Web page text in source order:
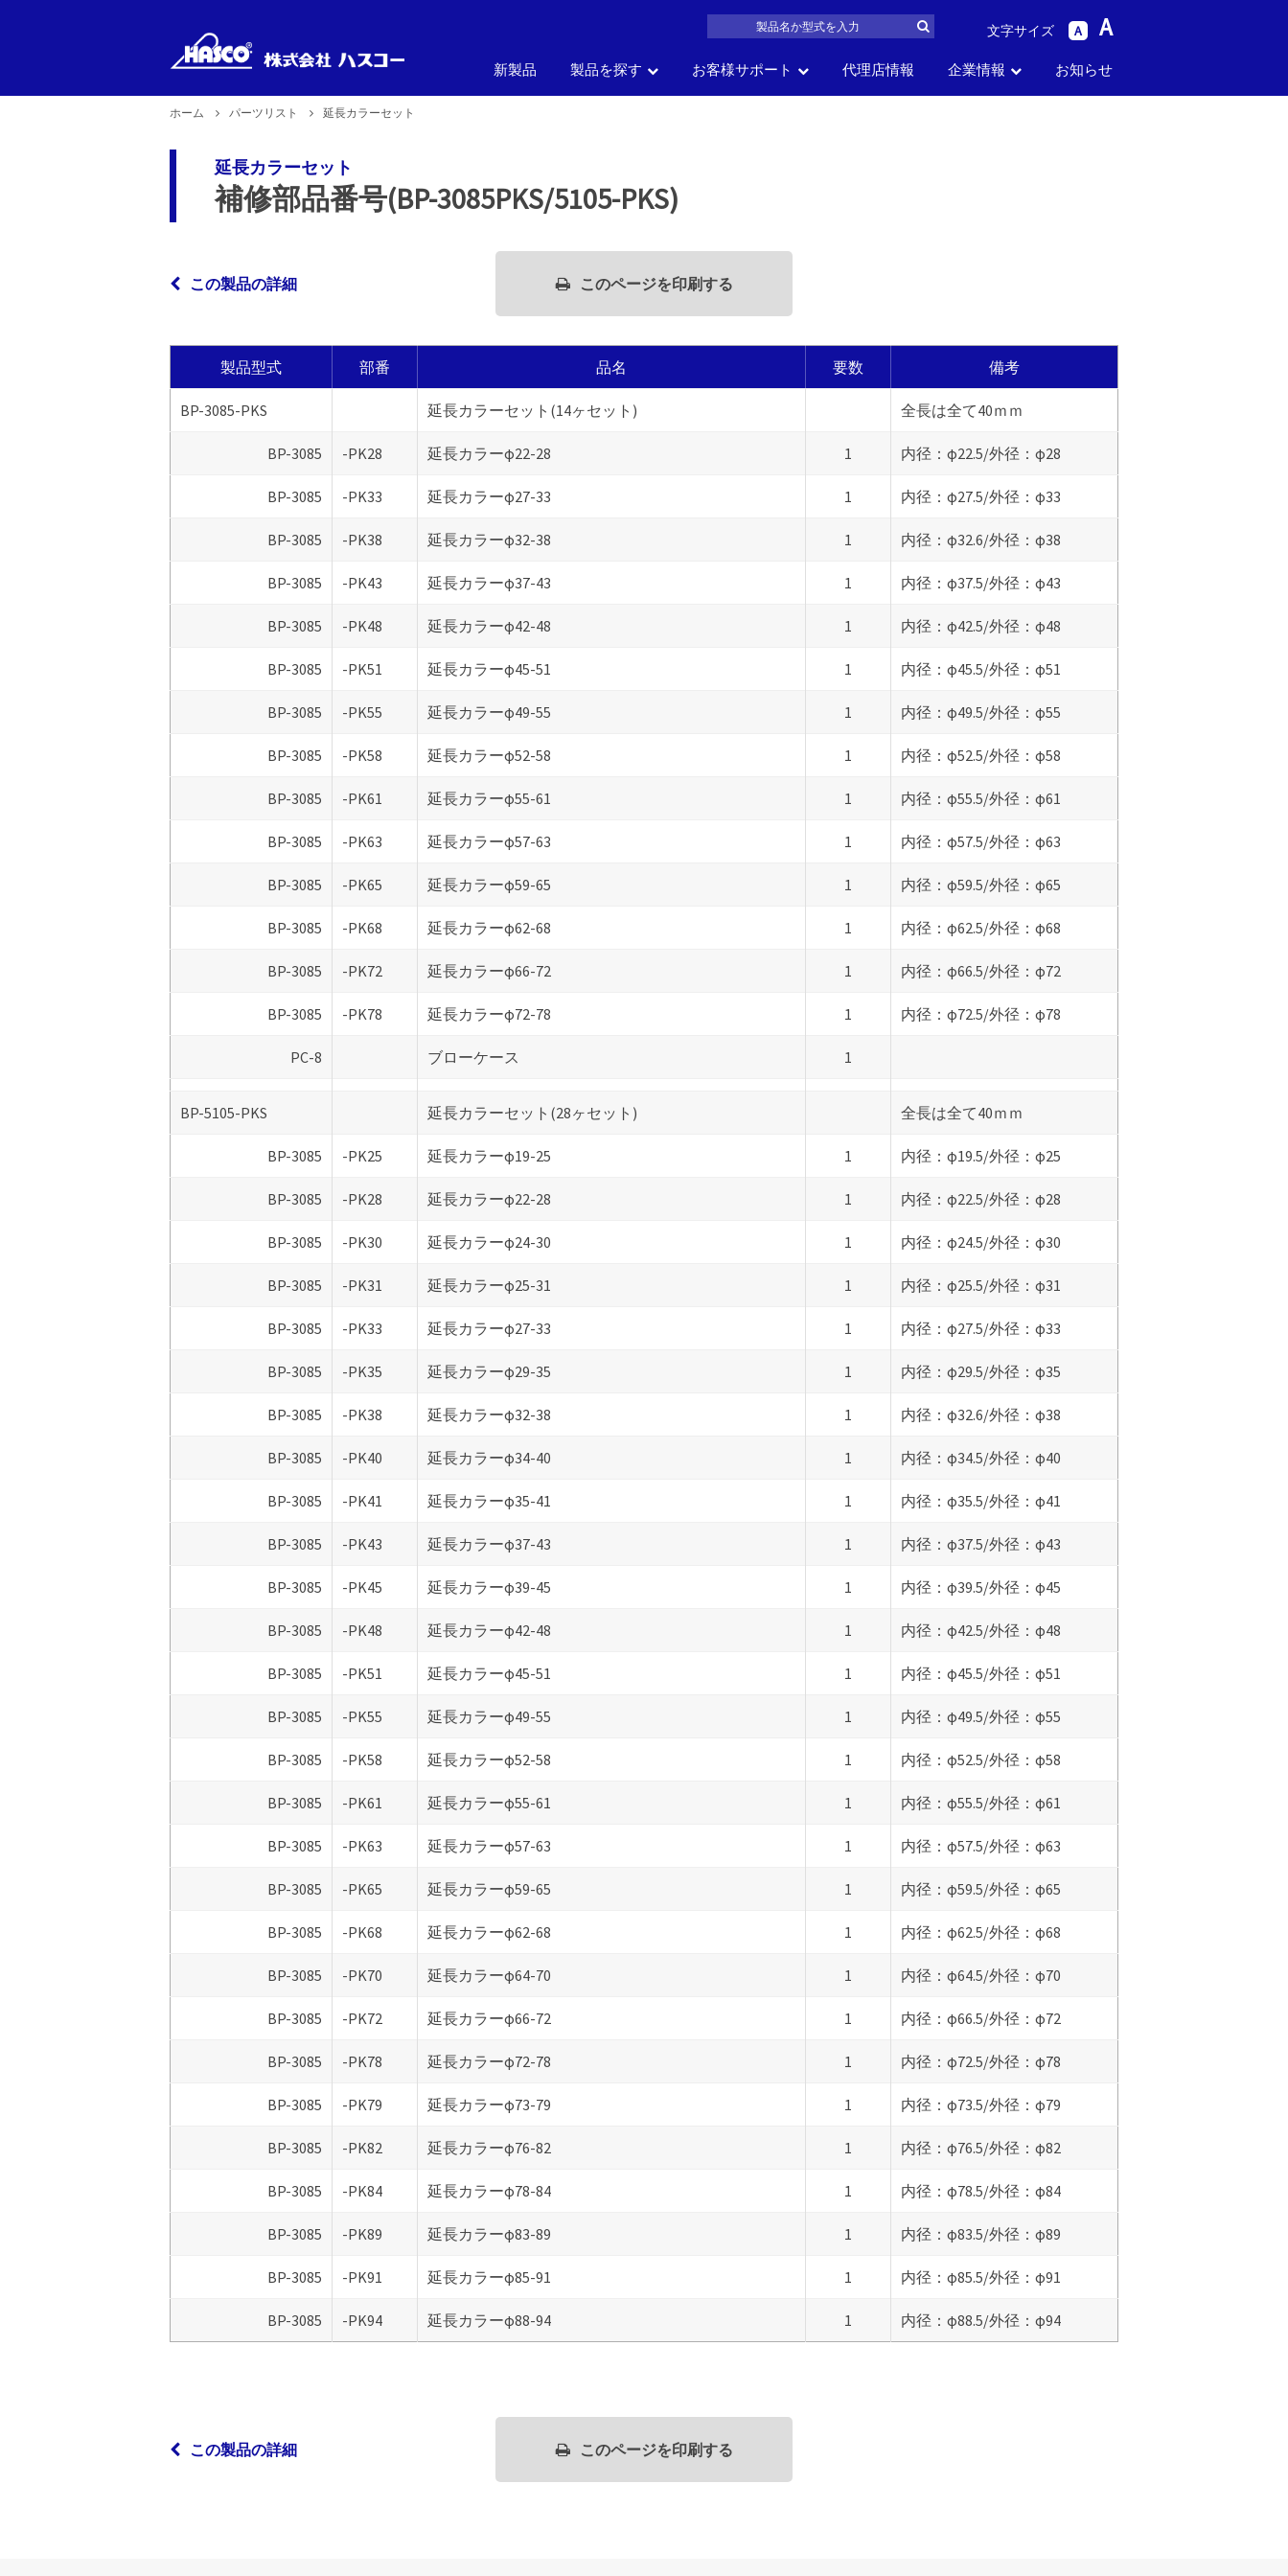
文字サイズ A A
新製品 製品を探す
新製品
2026年6月29日更新
製品型式
で探す
お客様サポート
製品のお取り扱い
代理店情報 企業情報
企業理念
お知らせ
ホーム パーツリスト 延長カラーセット
延長カラーセット
補修部品番号(BP-3085PKS/5105-PKS)
この製品の詳細 このページを印刷する
製品型式 部番 品名 要数 備考
BP-3085-PKS 延長カラーセット(14ヶセット) 全長は全て40ｍｍ
BP-3085 -PK28 延長カラーφ22-28 1 内径：φ22.5/外径：φ28
BP-3085 -PK33 延長カラーφ27-33 1 内径：φ27.5/外径：φ33
BP-3085 -PK38 延長カラーφ32-38 1 内径：φ32.6/外径：φ38
BP-3085 -PK43 延長カラーφ37-43 1 内径：φ37.5/外径：φ43
BP-3085 -PK48 延長カラーφ42-48 1 内径：φ42.5/外径：φ48
BP-3085 -PK51 延長カラーφ45-51 1 内径：φ45.5/外径：φ51
BP-3085 -PK55 延長カラーφ49-55 1 内径：φ49.5/外径：φ55
BP-3085 -PK58 延長カラーφ52-58 1 内径：φ52.5/外径：φ58
BP-3085 -PK61 延長カラーφ55-61 1 内径：φ55.5/外径：φ61
BP-3085 -PK63 延長カラーφ57-63 1 内径：φ57.5/外径：φ63
BP-3085 -PK65 延長カラーφ59-65 1 内径：φ59.5/外径：φ65
BP-3085 -PK68 延長カラーφ62-68 1 内径：φ62.5/外径：φ68
BP-3085 -PK72 延長カラーφ66-72 1 内径：φ66.5/外径：φ72
BP-3085 -PK78 延長カラーφ72-78 1 内径：φ72.5/外径：φ78
PC-8 ブローケース 1
BP-5105-PKS 延長カラーセット(28ヶセット) 全長は全て40ｍｍ
BP-3085 -PK25 延長カラーφ19-25 1 内径：φ19.5/外径：φ25
BP-3085 -PK28 延長カラーφ22-28 1 内径：φ22.5/外径：φ28
BP-3085 -PK30 延長カラーφ24-30 1 内径：φ24.5/外径：φ30
BP-3085 -PK31 延長カラーφ25-31 1 内径：φ25.5/外径：φ31
BP-3085 -PK33 延長カラーφ27-33 1 内径：φ27.5/外径：φ33
BP-3085 -PK35 延長カラーφ29-35 1 内径：φ29.5/外径：φ35
BP-3085 -PK38 延長カラーφ32-38 1 内径：φ32.6/外径：φ38
BP-3085 -PK40 延長カラーφ34-40 1 内径：φ34.5/外径：φ40
BP-3085 -PK41 延長カラーφ35-41 1 内径：φ35.5/外径：φ41
BP-3085 -PK43 延長カラーφ37-43 1 内径：φ37.5/外径：φ43
BP-3085 -PK45 延長カラーφ39-45 1 内径：φ39.5/外径：φ45
BP-3085 -PK48 延長カラーφ42-48 1 内径：φ42.5/外径：φ48
BP-3085 -PK51 延長カラーφ45-51 1 内径：φ45.5/外径：φ51
BP-3085 -PK55 延長カラーφ49-55 1 内径：φ49.5/外径：φ55
BP-3085 -PK58 延長カラーφ52-58 1 内径：φ52.5/外径：φ58
BP-3085 -PK61 延長カラーφ55-61 1 内径：φ55.5/外径：φ61
BP-3085 -PK63 延長カラーφ57-63 1 内径：φ57.5/外径：φ63
BP-3085 -PK65 延長カラーφ59-65 1 内径：φ59.5/外径：φ65
BP-3085 -PK68 延長カラーφ62-68 1 内径：φ62.5/外径：φ68
BP-3085 -PK70 延長カラーφ64-70 1 内径：φ64.5/外径：φ70
BP-3085 -PK72 延長カラーφ66-72 1 内径：φ66.5/外径：φ72
BP-3085 -PK78 延長カラーφ72-78 1 内径：φ72.5/外径：φ78
BP-3085 -PK79 延長カラーφ73-79 1 内径：φ73.5/外径：φ79
BP-3085 -PK82 延長カラーφ76-82 1 内径：φ76.5/外径：φ82
BP-3085 -PK84 延長カラーφ78-84 1 内径：φ78.5/外径：φ84
BP-3085 -PK89 延長カラーφ83-89 1 内径：φ83.5/外径：φ89
BP-3085 -PK91 延長カラーφ85-91 1 内径：φ85.5/外径：φ91
BP-3085 -PK94 延長カラーφ88-94 1 内径：φ88.5/外径：φ94
この製品の詳細 このページを印刷する